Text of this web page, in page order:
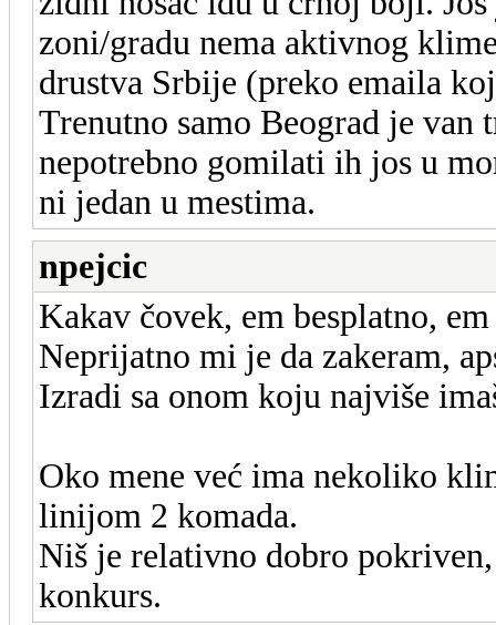
zoni/gradu nema aktivnog
drustva Srbije (preko emaila
Trenutno samo Beograd je
nepotrebno gomilati ih jos u
ni jedan u mestima.
npejcic
Kakav čovek, em besplatno,
Neprijatno mi je da zakeram,
Izradi sa onom koju najviše
Oko mene već ima nekoliko
linijom 2 komada.
Niš je relativno dobro
konkurs.